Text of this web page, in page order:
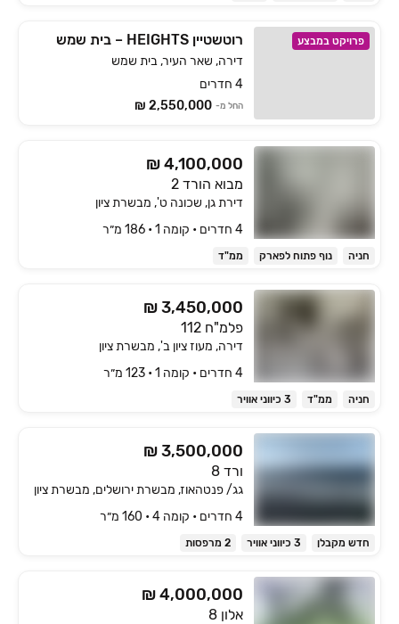
פרויקט במבצע רוטשטיין HEIGHTS – בית שמש
דירה, שאר העיר, בית שמש
4 חדרים
החל מ- 2,550,000 ₪
₪ 4,100,000
מבוא הורד 2
דירת גן, שכונה ט', מבשרת ציון
4 חדרים • קומה ‎1‏ • 186 מ״ר
חניה נוף פתוח לפארק ממ"ד
₪ 3,450,000
פלמ"ח 112
דירה, מעוז ציון ב', מבשרת ציון
4 חדרים • קומה ‎1‏ • 123 מ״ר
חניה ממ"ד 3 כיווני אוויר
₪ 3,500,000
ורד 8
גג/ פנטהאוז, מבשרת ירושלים, מבשרת ציון
4 חדרים • קומה ‎4‏ • 160 מ״ר
חדש מקבלן 3 כיווני אוויר 2 מרפסות
₪ 4,000,000
אלון 8